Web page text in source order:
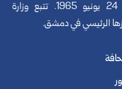
تأسست في 24 يونيو 1965. تتبع وزارة
الرئيسي في دمشق.